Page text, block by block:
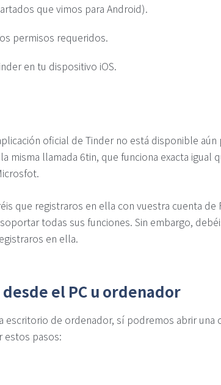
que vimos para Android).
permisos requeridos.
en tu dispositivo iOS.
oficial de Tinder no está disponible aún
misma llamada 6tin, que funciona exacta igual
que registraros en ella con vuestra cuenta de
todas sus funciones. Sin embargo,
en ella.
el PC u ordenador
escritorio de ordenador, sí podremos abrir una
estos pasos: